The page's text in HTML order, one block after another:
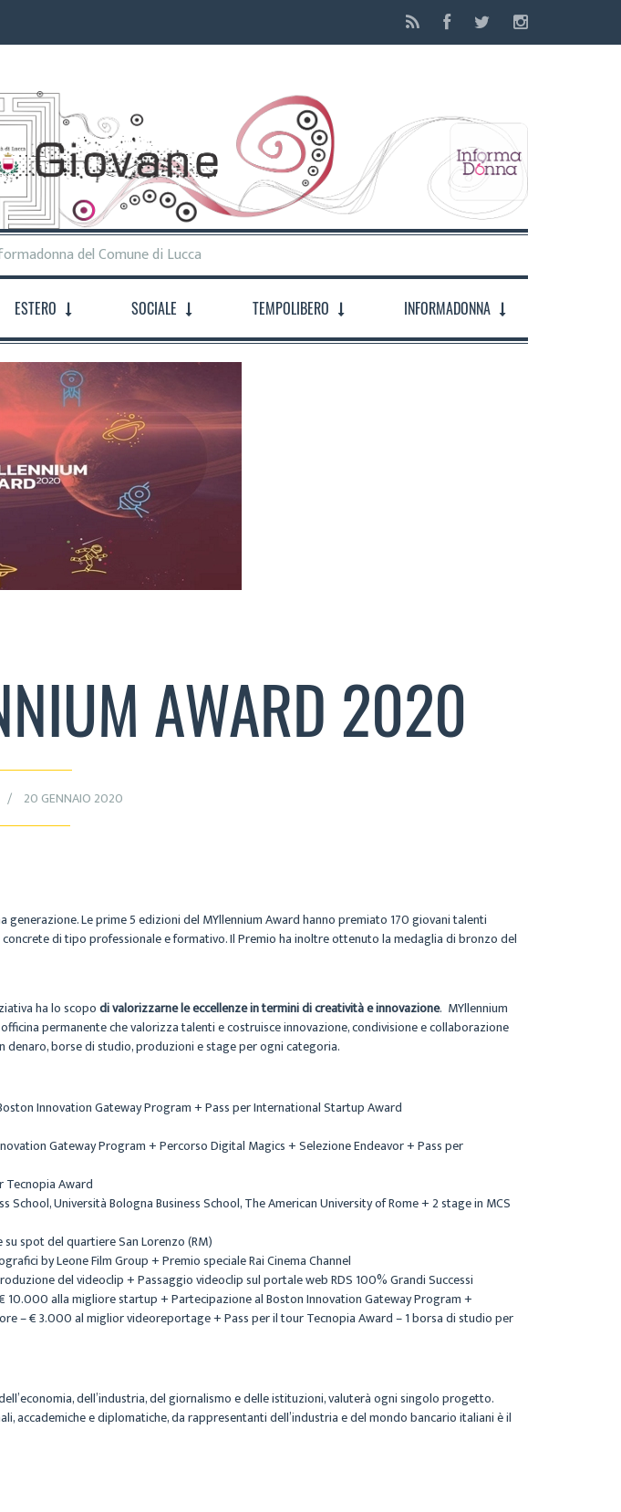
del Comune di Lucca
ESTERO SOCIALE TEMPOLIBERO INFORMADONNA
AWARD 2020
20 GENNAIO 2020
Le prime 5 edizioni del MYllennium Award hanno premiato 170 giovani talenti
di tipo professionale e formativo. Il Premio ha inoltre ottenuto la medaglia di bronzo del
ha lo scopodi valorizzarne le eccellenze in termini di creatività e innovazione. MYllennium
permanente che valorizza talenti e costruisce innovazione, condivisione e collaborazione
borse di studio, produzioni e stage per ogni categoria.
Innovation Gateway Program + Pass per International Startup Award
Gateway Program + Percorso Digital Magics + Selezione Endeavor + Pass per
Award
School, Università Bologna Business School, The American University of Rome + 2 stage in MCS
spot del quartiere San Lorenzo (RM)
by Leone Film Group + Premio speciale Rai Cinema Channel
del videoclip + Passaggio videoclip sul portale web RDS 100% Grandi Successi
10.000 alla migliore startup + Partecipazione al Boston Innovation Gateway Program +
– € 3.000 al miglior videoreportage + Pass per il tour Tecnopia Award – 1 borsa di studio per
dell’industria, del giornalismo e delle istituzioni, valuterà ogni singolo progetto.
accademiche e diplomatiche, da rappresentanti dell’industria e del mondo bancario italiani è il